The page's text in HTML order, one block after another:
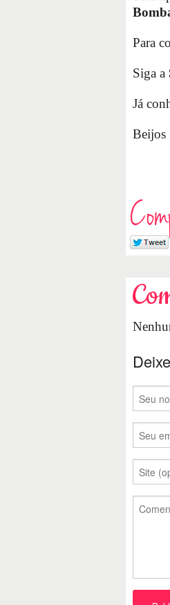
Para
Siga a
Já
Beijos